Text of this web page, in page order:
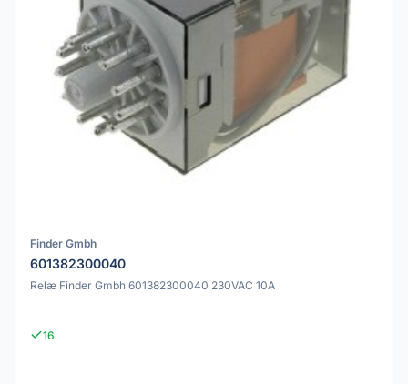
Finder Gmbh
601382300040
Relæ Finder Gmbh 601382300040 230VAC 10A
16